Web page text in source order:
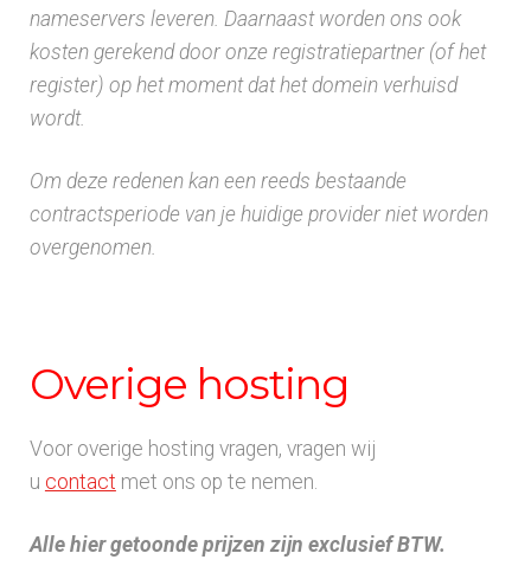
nameservers leveren. Daarnaast worden ons ook
kosten gerekend door onze registratiepartner (of het
register) op het moment dat het domein verhuisd
wordt.
Om deze redenen kan een reeds bestaande
contractsperiode van je huidige provider niet worden
overgenomen.
Overige hosting
Voor overige hosting vragen, vragen wij
u contact met ons op te nemen.
Alle hier getoonde prijzen zijn exclusief BTW.